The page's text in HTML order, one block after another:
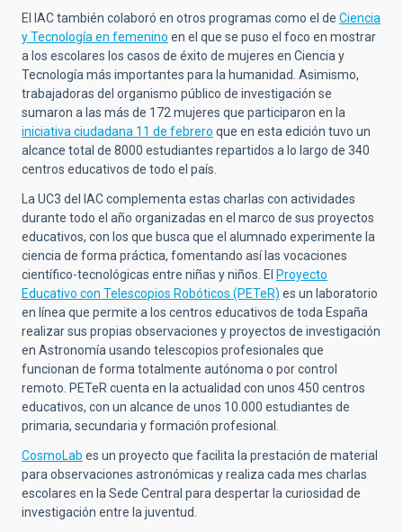
El IAC también colaboró en otros programas como el de Ciencia
y Tecnología en femenino en el que se puso el foco en mostrar
a los escolares los casos de éxito de mujeres en Ciencia y
Tecnología más importantes para la humanidad. Asimismo,
trabajadoras del organismo público de investigación se
sumaron a las más de 172 mujeres que participaron en la
iniciativa ciudadana 11 de febrero que en esta edición tuvo un
alcance total de 8000 estudiantes repartidos a lo largo de 340
centros educativos de todo el país.
La UC3 del IAC complementa estas charlas con actividades
durante todo el año organizadas en el marco de sus proyectos
educativos, con los que busca que el alumnado experimente la
ciencia de forma práctica, fomentando así las vocaciones
científico-tecnológicas entre niñas y niños. El Proyecto
Educativo con Telescopios Robóticos (PETeR) es un laboratorio
en línea que permite a los centros educativos de toda España
realizar sus propias observaciones y proyectos de investigación
en Astronomía usando telescopios profesionales que
funcionan de forma totalmente autónoma o por control
remoto. PETeR cuenta en la actualidad con unos 450 centros
educativos, con un alcance de unos 10.000 estudiantes de
primaria, secundaria y formación profesional.
CosmoLab es un proyecto que facilita la prestación de material
para observaciones astronómicas y realiza cada mes charlas
escolares en la Sede Central para despertar la curiosidad de
investigación entre la juventud.